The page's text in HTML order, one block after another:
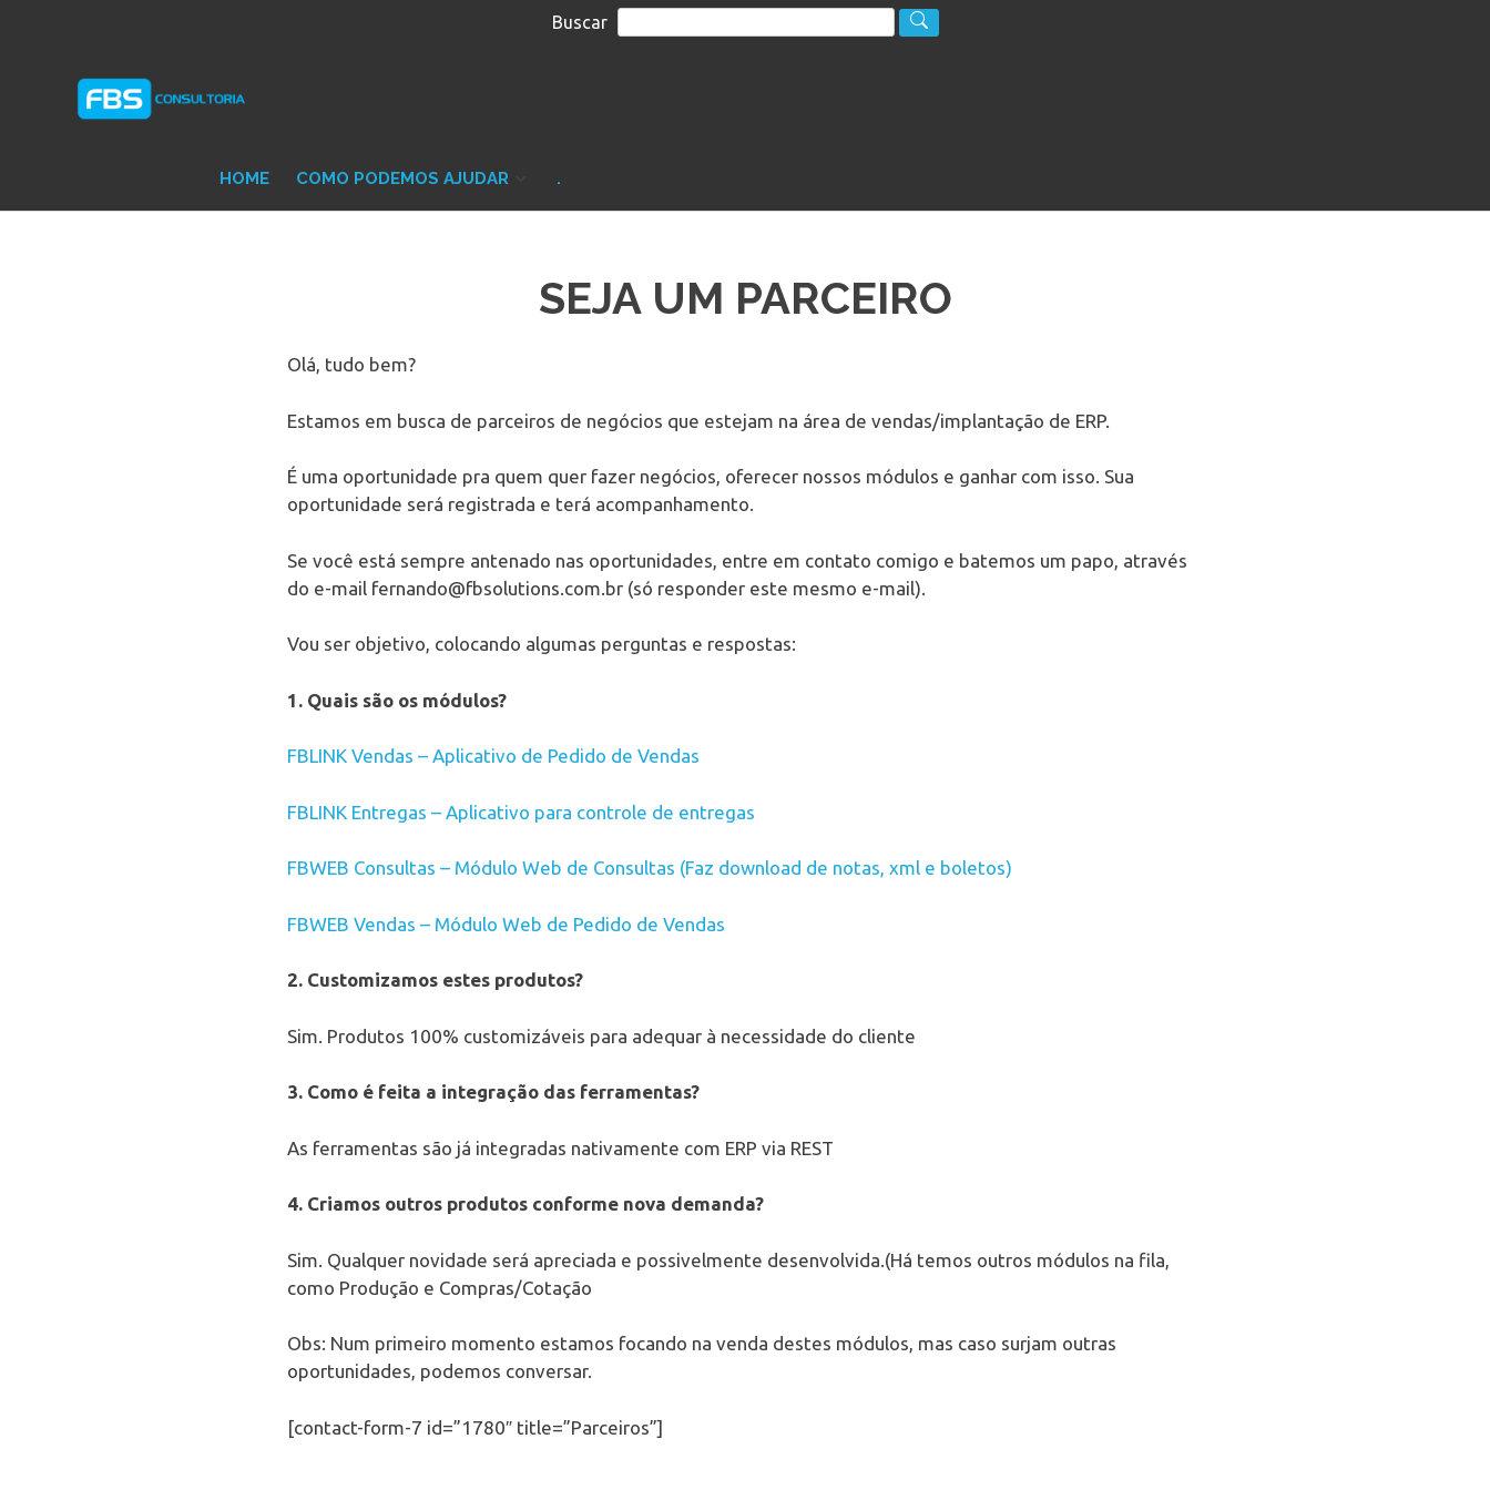
Buscar
Protheus
TOTVS
HOME COMO PODEMOS AJUDAR .
SEJA UM PARCEIRO
Olá, tudo bem?
Estamos em busca de parceiros de negócios que estejam na área de vendas/implantação de ERP.
É uma oportunidade pra quem quer fazer negócios, oferecer nossos módulos e ganhar com isso. Sua
oportunidade será registrada e terá acompanhamento.
Se você está sempre antenado nas oportunidades, entre em contato comigo e batemos um papo, através
do e-mail fernando@fbsolutions.com.br (só responder este mesmo e-mail).
Vou ser objetivo, colocando algumas perguntas e respostas:
1. Quais são os módulos?
FBLINK Vendas – Aplicativo de Pedido de Vendas
FBLINK Entregas – Aplicativo para controle de entregas
FBWEB Consultas – Módulo Web de Consultas (Faz download de notas, xml e boletos)
FBWEB Vendas – Módulo Web de Pedido de Vendas
2. Customizamos estes produtos?
Sim. Produtos 100% customizáveis para adequar à necessidade do cliente
3. Como é feita a integração das ferramentas?
As ferramentas são já integradas nativamente com ERP via REST
4. Criamos outros produtos conforme nova demanda?
Sim. Qualquer novidade será apreciada e possivelmente desenvolvida.(Há temos outros módulos na fila,
como Produção e Compras/Cotação
Obs: Num primeiro momento estamos focando na venda destes módulos, mas caso surjam outras
oportunidades, podemos conversar.
[contact-form-7 id=”1780″ title=”Parceiros”]